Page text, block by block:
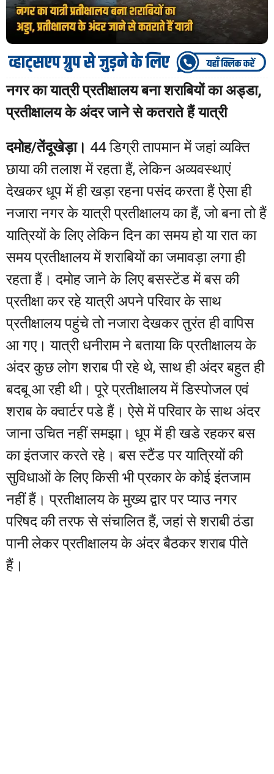
नगर का यात्री प्रतीक्षालय बना शराबियों का अड्डा,
प्रतीक्षालय के अंदर जाने से कतराते हैं यात्री
दमोह/तेंदूखेड़ा। 44 डिग्री तापमान में जहां व्यक्ति
छाया की तलाश में रहता हैं, लेकिन अव्यवस्थाएं
देखकर धूप में ही खड़ा रहना पसंद करता हैं ऐसा ही
नजारा नगर के यात्री प्रतीक्षालय का हैं, जो बना तो हैं
यात्रियों के लिए लेकिन दिन का समय हो या रात का
समय प्रतीक्षालय में शराबियों का जमावड़ा लगा ही
रहता हैं। दमोह जाने के लिए बसस्टेंड में बस की
प्रतीक्षा कर रहे यात्री अपने परिवार के साथ
प्रतीक्षालय पहुंचे तो नजारा देखकर तुरंत ही वापिस
आ गए। यात्री धनीराम ने बताया कि प्रतीक्षालय के
अंदर कुछ लोग शराब पी रहे थे, साथ ही अंदर बहुत ही
बदबू आ रही थी। पूरे प्रतीक्षालय में डिस्पोजल एवं
शराब के क्वार्टर पडे हैं। ऐसे में परिवार के साथ अंदर
जाना उचित नहीं समझा। धूप में ही खडे रहकर बस
का इंतजार करते रहे। बस स्टैंड पर यात्रियों की
सुविधाओं के लिए किसी भी प्रकार के कोई इंतजाम
नहीं हैं। प्रतीक्षालय के मुख्य द्वार पर प्याउ नगर
परिषद की तरफ से संचालित हैं, जहां से शराबी ठंडा
पानी लेकर प्रतीक्षालय के अंदर बैठकर शराब पीते
हैं।